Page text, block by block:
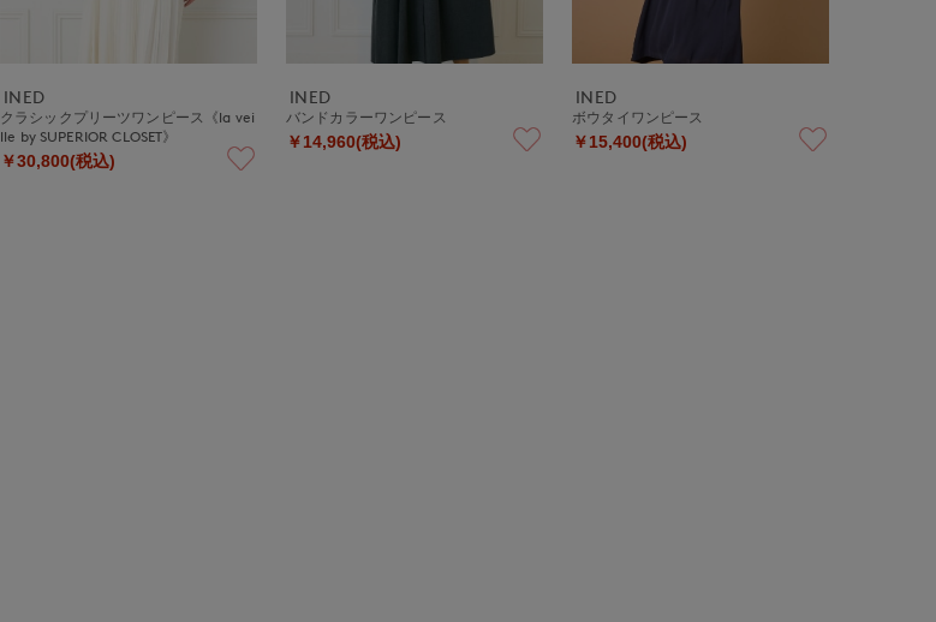
INED
クラシックプリーツワンピース《la vei
lle by SUPERIOR CLOSET》
￥30,800(税込)
INED
バンドカラーワンピース
￥14,960(税込)
INED
ボウタイワンピース
￥15,400(税込)